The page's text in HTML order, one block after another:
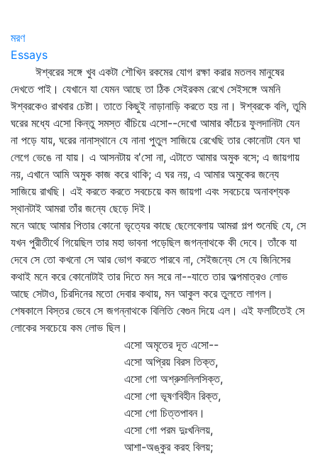
মরণ
Essays
ঈশ্বরের সঙ্গে খুব একটা শৌখিন রকমের যোগ রক্ষা করার মতলব মানুষের
দেখতে পাই। যেখানে যা যেমন আছে তা ঠিক সেইরকম রেখে সেইসঙ্গে অমনি
ঈশ্বরকেও রাখবার চেষ্টা। তাতে কিছুই নাড়ানাড়ি করতে হয় না। ঈশ্বরকে বলি, তুমি
ঘরের মধ্যে এসো কিন্তু সমস্ত বাঁচিয়ে এসো--দেখো আমার কাঁচের ফুলদানিটা যেন
না পড়ে যায়, ঘরের নানাস্থানে যে নানা পুতুল সাজিয়ে রেখেছি তার কোনোটা যেন ঘা
লেগে ভেঙে না যায়। এ আসনটায় ব'সো না, এটাতে আমার অমুক বসে; এ জায়গায়
নয়, এখানে আমি অমুক কাজ করে থাকি; এ ঘর নয়, এ আমার অমুকের জন্যে
সাজিয়ে রাখছি। এই করতে করতে সবচেয়ে কম জায়গা এবং সবচেয়ে অনাবশ্যক
স্থানটাই আমরা তাঁর জন্যে ছেড়ে দিই।
মনে আছে আমার পিতার কোনো ভৃত্যের কাছে ছেলেবেলায় আমরা গল্প শুনেছি যে, সে
যখন পুরীতীর্থে গিয়েছিল তার মহা ভাবনা পড়েছিল জগন্নাথকে কী দেবে। তাঁকে যা
দেবে সে তো কখনো সে আর ভোগ করতে পারবে না, সেইজন্যে সে যে জিনিসের
কথাই মনে করে কোনোটাই তার দিতে মন সরে না--যাতে তার অল্পমাত্রও লোভ
আছে সেটাও, চিরদিনের মতো দেবার কথায়, মন আকুল করে তুলতে লাগল।
শেষকালে বিস্তর ভেবে সে জগন্নাথকে বিলিতি বেগুন দিয়ে এল। এই ফলটিতেই সে
লোকের সবচেয়ে কম লোভ ছিল।
এসো অমৃতের দূত এসো--
এসো অপ্রিয় বিরস তিক্ত,
এসো গো অশ্রুসলিলসিক্ত,
এসো গো ভূষণবিহীন রিক্ত,
এসো গো চিত্তপাবন।
এসো গো পরম দুঃখনিলয়,
আশা-অঙ্কুর করহ বিলয়;